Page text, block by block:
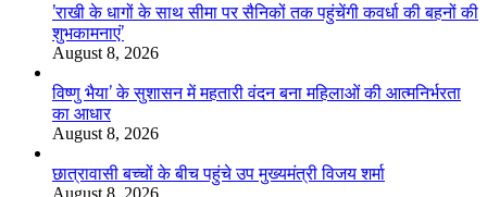
’राखी के धागों के साथ सीमा पर सैनिकों तक पहुंचेंगी कवर्धा की बहनों की
शुभकामनाएं’
August 8, 2026
विष्णु भैया’ के सुशासन में महतारी वंदन बना महिलाओं की आत्मनिर्भरता
का आधार
August 8, 2026
छात्रावासी बच्चों के बीच पहुंचे उप मुख्यमंत्री विजय शर्मा
August 8, 2026